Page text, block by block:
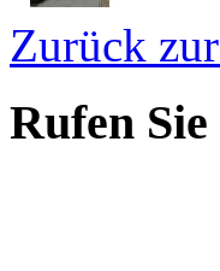
Zurück
Rufen